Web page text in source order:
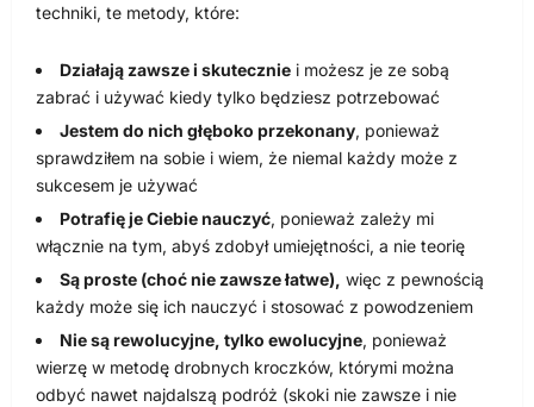
techniki, te metody, które:
Działają zawsze i skutecznie i możesz je ze sobą
zabrać i używać kiedy tylko będziesz potrzebować
Jestem do nich głęboko przekonany, ponieważ
sprawdziłem na sobie i wiem, że niemal każdy może z
sukcesem je używać
Potrafię je Ciebie nauczyć, ponieważ zależy mi
włącznie na tym, abyś zdobył umiejętności, a nie teorię
Są proste (choć nie zawsze łatwe), więc z pewnością
każdy może się ich nauczyć i stosować z powodzeniem
Nie są rewolucyjne, tylko ewolucyjne, ponieważ
wierzę w metodę drobnych kroczków, którymi można
odbyć nawet najdalszą podróż (skoki nie zawsze i nie